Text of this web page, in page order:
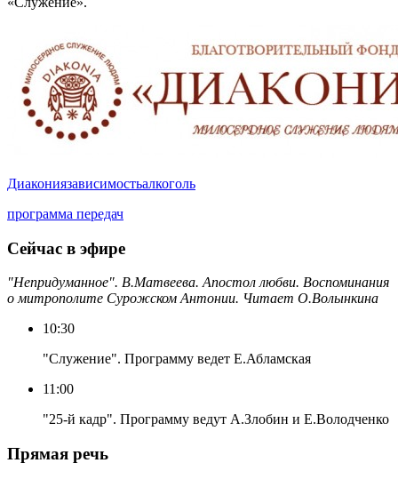
Диакониязависимостьалкоголь
программа передач
Сейчас в эфире
"Непридуманное". В.Матвеева. Апостол любви. Воспоминания
о митрополите Сурожском Антонии. Читает О.Волынкина
10:30
"Служение". Программу ведет Е.Абламская
11:00
"25-й кадр". Программу ведут А.Злобин и Е.Володченко
Прямая речь